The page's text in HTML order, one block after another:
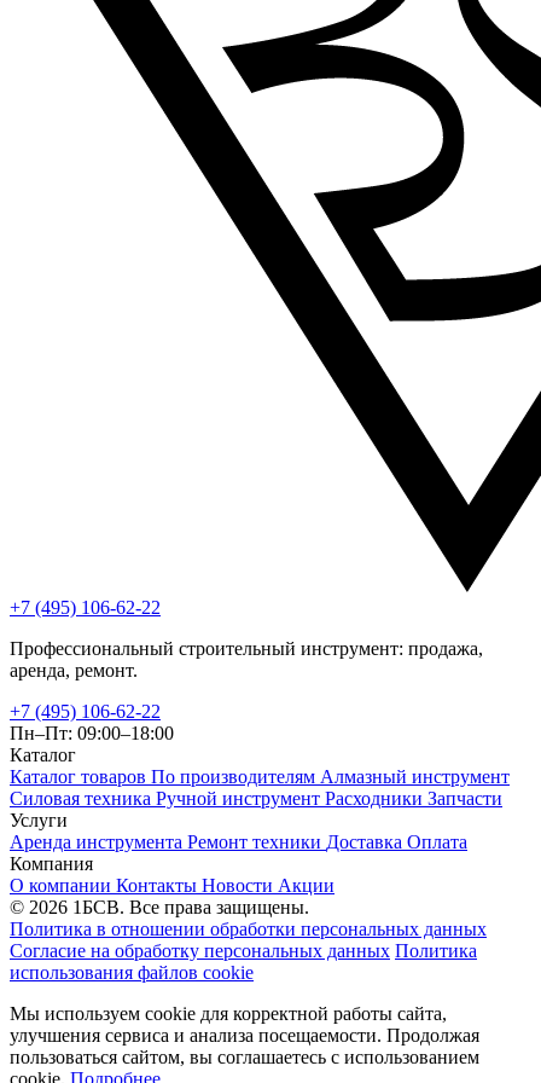
+7 (495) 106-62-22
Профессиональный строительный инструмент: продажа,
аренда, ремонт.
+7 (495) 106-62-22
Пн–Пт: 09:00–18:00
Каталог
Каталог товаров По производителям Алмазный инструмент
Силовая техника Ручной инструмент Расходники Запчасти
Услуги
Аренда инструмента Ремонт техники Доставка Оплата
Компания
О компании Контакты Новости Акции
© 2026 1БСВ. Все права защищены.
Политика в отношении обработки персональных данных
Согласие на обработку персональных данных Политика
использования файлов cookie
Мы используем cookie для корректной работы сайта,
улучшения сервиса и анализа посещаемости. Продолжая
пользоваться сайтом, вы соглашаетесь с использованием
cookie. Подробнее